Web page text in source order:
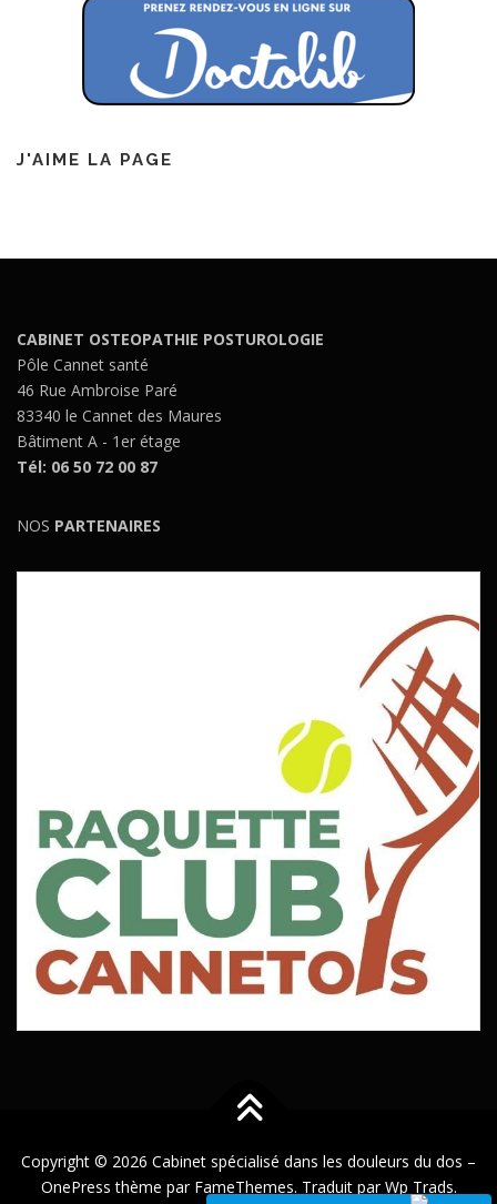
J'AIME LA PAGE
CABINET OSTEOPATHIE POSTUROLOGIE
Pôle Cannet santé
46 Rue Ambroise Paré
83340 le Cannet des Maures
Bâtiment A - 1er étage
Tél: 06 50 72 00 87
NOS PARTENAIRES
Copyright © 2026 Cabinet spécialisé dans les douleurs du dos –
OnePress thème par FameThemes. Traduit par Wp Trads.